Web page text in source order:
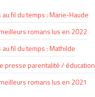
au fil du temps : Marie-Haude
romans lus en 2022
au fil du temps : Mathilde
presse parentalité / éducation
romans lus en 2021